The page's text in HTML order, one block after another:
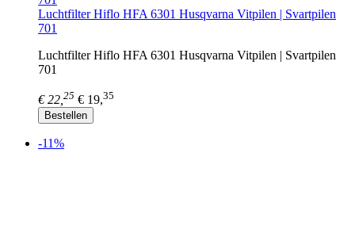
Luchtfilter Hiflo HFA 6301 Husqvarna Vitpilen | Svartpilen
701
Luchtfilter Hiflo HFA 6301 Husqvarna Vitpilen | Svartpilen
701
€ 22,25 € 19,35
Bestellen
-11%